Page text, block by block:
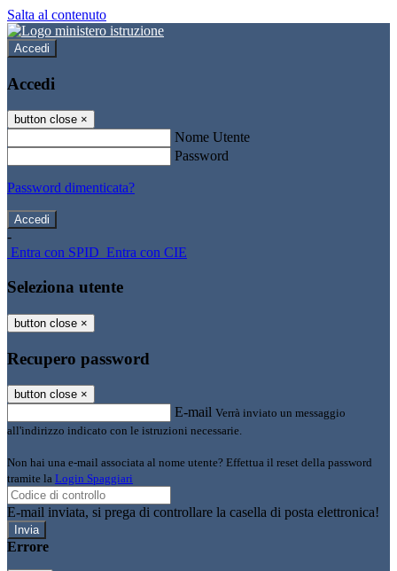
Salta al contenuto
Accedi
Accedi
button close ×
Nome Utente
Password
Password dimenticata?
-
Entra con SPID Entra con CIE
Seleziona utente
button close ×
Recupero password
button close ×
E-mail Verrà inviato un messaggio
all'indirizzo indicato con le istruzioni necessarie.
Non hai una e-mail associata al nome utente? Effettua il reset della password
tramite la Login Spaggiari
E-mail inviata, si prega di controllare la casella di posta elettronica!
Errore